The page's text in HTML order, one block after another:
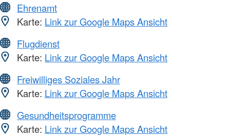
Ehrenamt
Karte: Link zur Google Maps Ansicht
Flugdienst
Karte: Link zur Google Maps Ansicht
Freiwilliges Soziales Jahr
Karte: Link zur Google Maps Ansicht
Gesundheitsprogramme
Karte: Link zur Google Maps Ansicht